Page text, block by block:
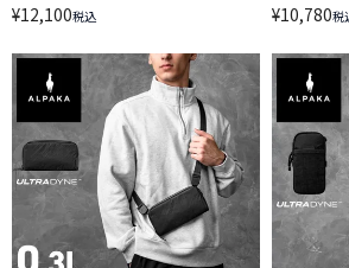
¥12,100税込 ¥10,780税